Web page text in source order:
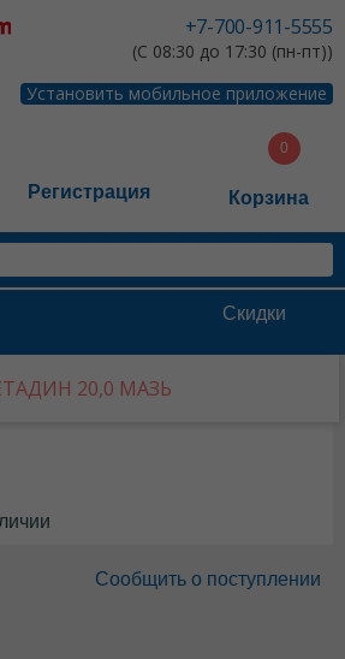
+7-700-911-5555
(С 08:30 до 17:30 (пн-пт))
Установить мобильное приложение
Регистрация Корзина
Скидки
20,0 МАЗЬ
Сообщить о поступлении